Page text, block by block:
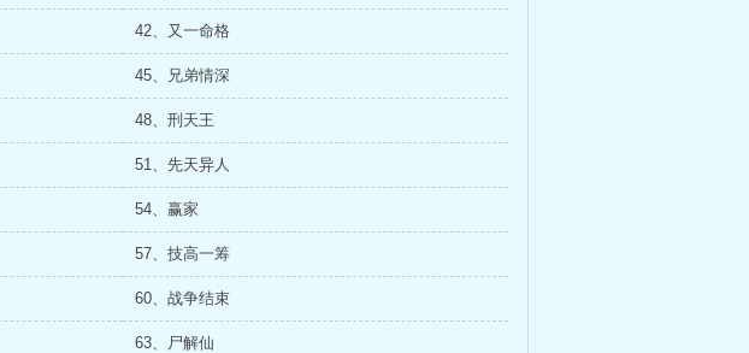
42、又一命格
45、兄弟情深
48、刑天王
51、先天异人
54、赢家
57、技高一筹
60、战争结束
63、尸解仙